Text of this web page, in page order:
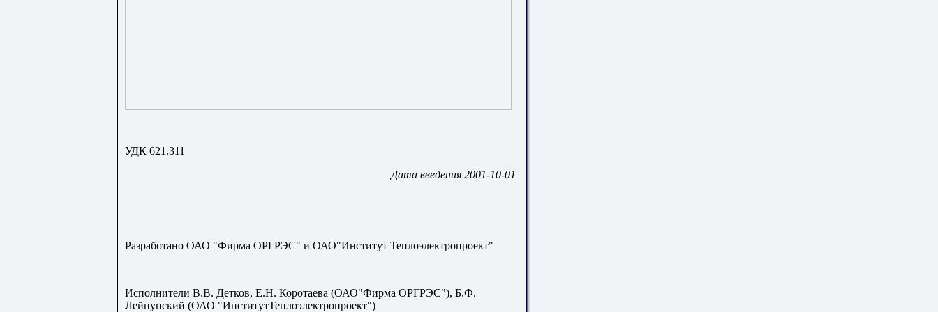
УДК 621.311
Дата введения 2001-10-01
Разработано ОАО "Фирма ОРГРЭС" и ОАО"Институт Теплоэлектропроект"
Исполнители В.В. Детков, Е.Н. Коротаева (ОАО"Фирма ОРГРЭС"), Б.Ф.
Лейпунский (ОАО "ИнститутТеплоэлектропроект")